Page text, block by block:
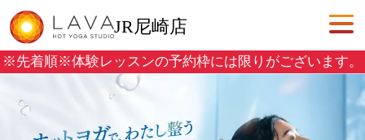
JR尼崎店
※先着順※体験レッスンの予約枠には限りがございます。